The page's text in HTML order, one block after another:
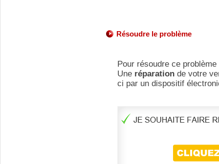
Résoudre le problème
Pour résoudre ce
Une réparation de votre
ci par un dispositif